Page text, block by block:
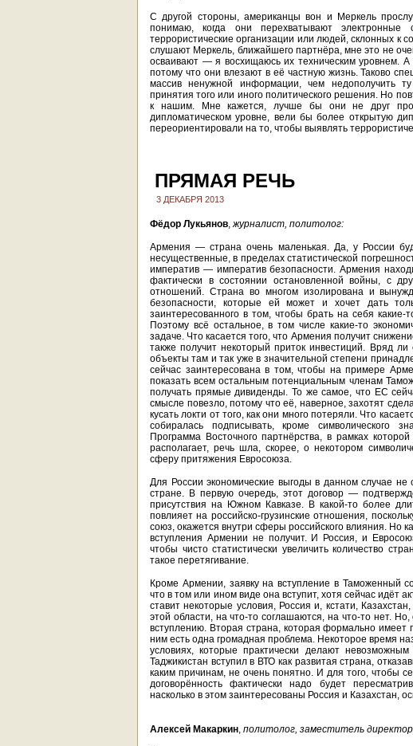
С другой стороны, американцы вон и Меркель
понимаю, когда они перехватывают
террористические организации или людей, склонных к
слушают Меркель, ближайшего партнёра, мне это не
осваивают — я восхищаюсь их техническим уровнем.
потому что они влезают в её частную жизнь. Таково
массив ненужной информации, чем недополучить
принятия того или иного политического решения. Но
к нашим. Мне кажется, лучше бы они не друг
дипломатическом уровне, вели бы более открытую
переориентировали на то, чтобы выявлять
ПРЯМАЯ РЕЧЬ
3 ДЕКАБРЯ 2013
Фёдор Лукьянов,журналист, политолог:
Армения — страна очень маленькая. Да, у России
несущественные, в пределах статистической
императив — императив безопасности. Армения
фактически в состоянии остановленной войны, с
отношений. Страна во многом изолирована и
безопасности, которые ей может и хочет дать
заинтересованного в том, чтобы брать на себя какие-
Поэтому всё остальное, в том числе какие-то
задаче. Что касается того, что Армения получит
также получит некоторый приток инвестиций. Вряд
объекты там и так уже в значительной степени
сейчас заинтересована в том, чтобы на примере
показать всем остальным потенциальным членам
получать прямые дивиденды. То же самое, что ЕС
смысле повезло, потому что её, наверное, захотят
кусать локти от того, как они много потеряли. Что
собиралась подписывать, кроме символического
Программа Восточного партнёрства, в рамках
располагает, речь шла, скорее, о некотором
сферу притяжения Евросоюза.
Для России экономические выгоды в данном случае
стране. В первую очередь, этот договор —
присутствия на Южном Кавказе. В какой-то более
повлияет на российско-грузинские отношения,
союз, окажется внутри сферы российского влияния. Но
вступления Армении не получит. И Россия, и
чтобы чисто статистически увеличить количество
такое перетягивание.
Кроме Армении, заявку на вступление в Таможенный
что в том или ином виде она вступит, хотя сейчас идёт
ставит некоторые условия, Россия и, кстати,
этой области, на что-то соглашаются, на что-то нет.
вступлению. Вторая страна, которая формально имеет
ним есть одна громадная проблема. Некоторое время
условиях, которые практически делают
Таджикистан вступил в ВТО как развитая страна,
каким причинам, не очень понятно. И для того, чтобы
договорённость фактически надо будет
насколько в этом заинтересованы Россия и Казахстан,
Алексей Макаркин, политолог, заместитель